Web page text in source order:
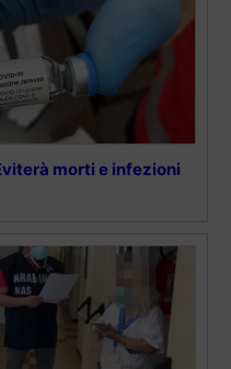
morti e infezioni